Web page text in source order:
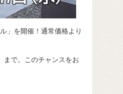
」を開催！通常価格より
で。このチャンスをお